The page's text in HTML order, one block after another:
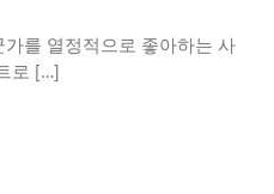
가를 열정적으로 좋아하는 사
로 […]